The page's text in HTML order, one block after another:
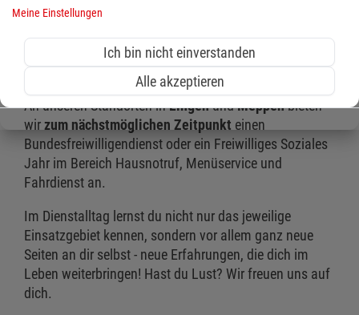
Standort(e):
einem vielseitigen Platz im Freiwilligendienst? Dann
bist du hier genau richtig!
An unseren Standorten inLingenundMeppenbieten
wir zum nächstmöglichen Zeitpunkt einen
Bundesfreiwilligendienst oder ein Freiwilliges Soziales
Jahr im Bereich Hausnotruf, Menüservice und
Fahrdienst an.
Im Dienstalltag lernst du nicht nur das jeweilige
Einsatzgebiet kennen, sondern vor allem ganz neue
Seiten an dir selbst - neue Erfahrungen, die dich im
Leben weiterbringen! Hast du Lust? Wir freuen uns auf
dich.
Meine Einstellungen
Ich bin nicht einverstanden
Alle akzeptieren